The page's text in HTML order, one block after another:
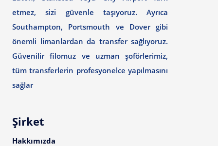
etmez, sizi güvenle taşıyoruz. Ayrıca
Southampton, Portsmouth ve Dover gibi
önemli limanlardan da transfer sağlıyoruz.
Güvenilir filomuz ve uzman şoförlerimiz,
tüm transferlerin profesyonelce yapılmasını
sağlar
Şirket
Hakkımızda